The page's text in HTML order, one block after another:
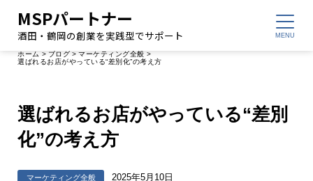
MSPパートナー
酒田・鶴岡の創業を実践型でサポート
ホーム > ブログ >マーケティング全般 >
選ばれるお店がやっている“差別化”の考え方
選ばれるお店がやっている“差別
化”の考え方
マーケティング全般 2025年5月10日